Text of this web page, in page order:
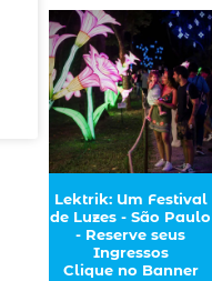
Lektrik: Um Festival
de Luzes - São Paulo
- Reserve seus
Ingressos
Clique no Banner